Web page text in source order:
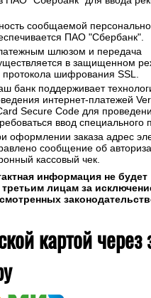
сообщаемой
ПАО "Сбербанк".
шлюзом и передача
в защищенном
протокола шифрования SSL.
банк поддерживает
интернет-платежей
Secure Code для
ввод специального
оформлении заказа адрес
сообщение об
кассовый чек.
информация не будет
третьим лицам за
картой через